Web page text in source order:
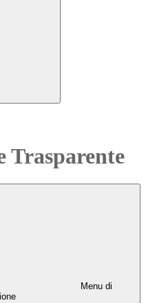
Trasparente
Menu di